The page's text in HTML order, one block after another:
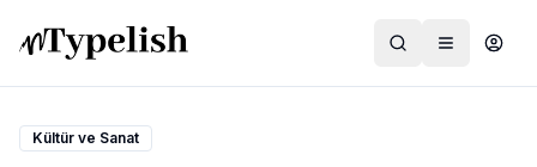
Kültür ve Sanat